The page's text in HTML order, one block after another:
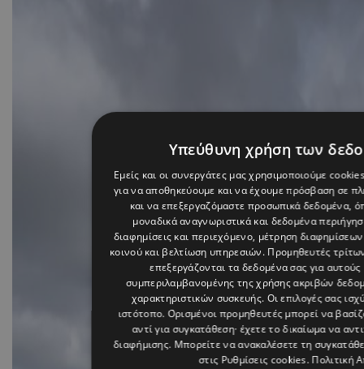
Υπεύθυνη χρήση των
Εμείς και οι συνεργάτες μας χρησιμοποιούμε
για να αποθηκεύουμε και να έχουμε πρόσβαση σε
και να επεξεργαζόμαστε προσωπικά δεδομένα,
μοναδικά αναγνωριστικά και δεδομένα
διαφημίσεις και περιεχόμενο, μέτρηση
κοινού και βελτίωση υπηρεσιών. Προμηθευτές
επεξεργάζονται τα δεδομένα σας για
συμπεριλαμβανομένης της χρήσης ακριβών
χαρακτηριστικών συσκευής. Οι επιλογές σας
ιστότοπο. Ορισμένοι προμηθευτές μπορεί να
αντί για συγκατάθεση· έχετε το δικαίωμα να
διαφήμισης. Μπορείτε να ανακαλέσετε τη
στις Ρυθμίσεις cookies. Πολιτική